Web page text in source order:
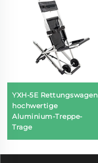
YXH-5E Rettungswagen
hochwertige
Aluminium-Treppe-
Trage